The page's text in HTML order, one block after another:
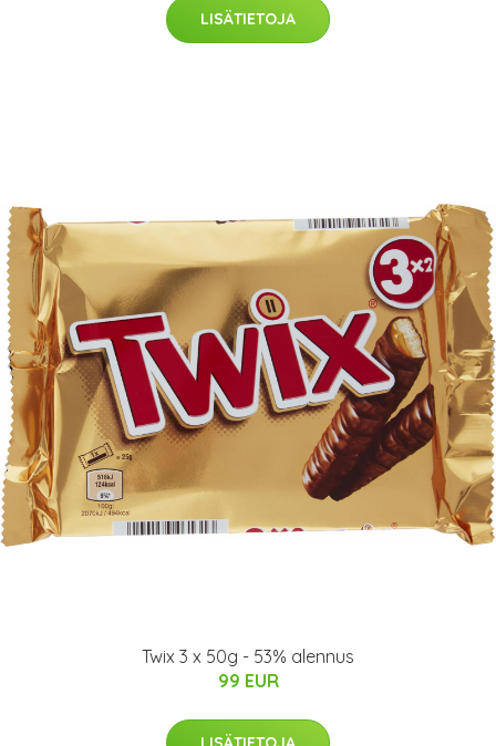
LISÄTIETOJA
Twix 3 x 50g - 53% alennus
99 EUR